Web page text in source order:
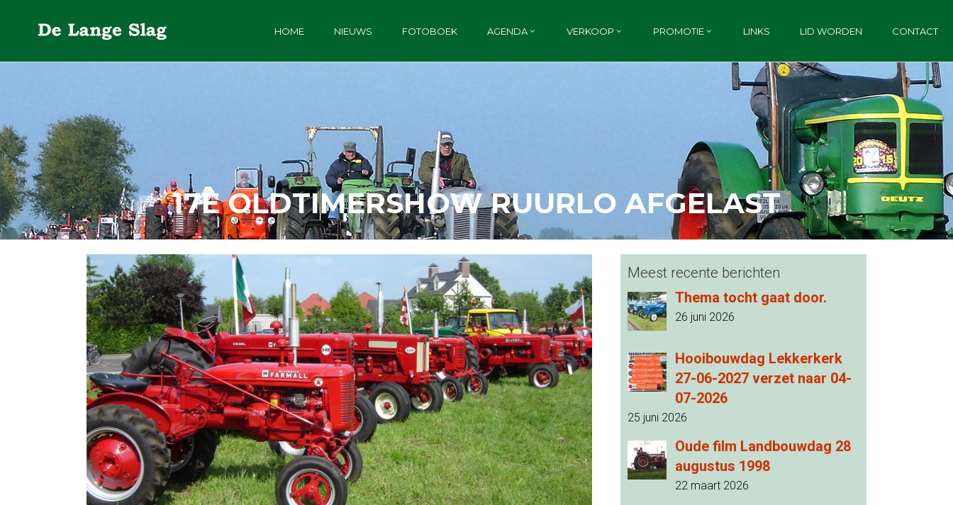
HOME NIEUWS FOTOBOEK AGENDA VERKOOP PROMOTIE LINKS LID WORDEN CONTACT
17E OLDTIMERSHOW RUURLO AFGELAST
Meest recente berichten
Thema tocht gaat door.
26 juni 2026
Hooibouwdag Lekkerkerk
27-06-2027 verzet naar 04-
07-2026
25 juni 2026
Oude film Landbouwdag 28
augustus 1998
22 maart 2026